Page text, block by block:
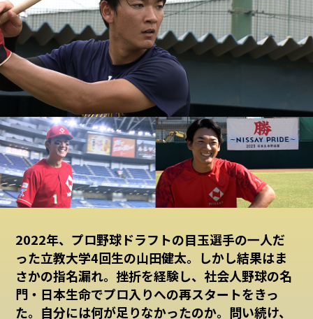
2022年、プロ野球ドラフトの目玉選手の一人だ
った立教大学4回生の山田健太。しかし結果はま
さかの指名漏れ。挫折を経験し、社会人野球の名
門・日本生命でプロ入りへの再スタートをきっ
た。自分には何が足りなかったのか。問い続け、